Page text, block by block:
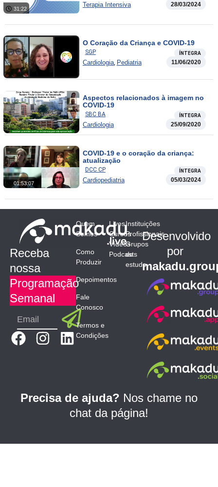
31:22
Terapia Intensiva 28/03/2024
O Coração da Criança e COVID-19
SGP ÍNTEGRA
Cardiologia, Pediatria 11/06/2020
Aspectos relacionados à imagem no
COVID-19
SBC BA ÍNTEGRA
Cardiologia 25/09/2020
01:53:07
COVID-19 e o coração da criança:
atualização
DCC CP ÍNTEGRA
Cardiopediatria 05/03/2024
Receba
nossa
Programação
Semanal
Submit
F
b
k
I
a
a
L
e
d
n
Quem
Somos
Como
Produzir
Depoimentos
Fale
Conosco
Termos e
Condições
Lives
Cursos
Vídeos
Podcasts
Instituições
Profissionais
Grupos
de
estudo
Desenvolvido
por
Precisa de ajuda? Nos chame no
chat da página!